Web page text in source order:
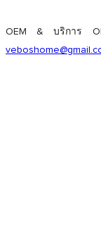
OEM & บริกา